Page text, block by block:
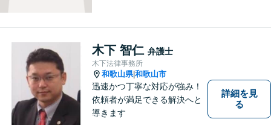
た解決につながります。
木下 智仁 弁護士
木下法律事務所
和歌山県|和歌山市
迅速かつ丁寧な対応が強み！
依頼者が満足できる解決へと
導きます
詳細を見
る